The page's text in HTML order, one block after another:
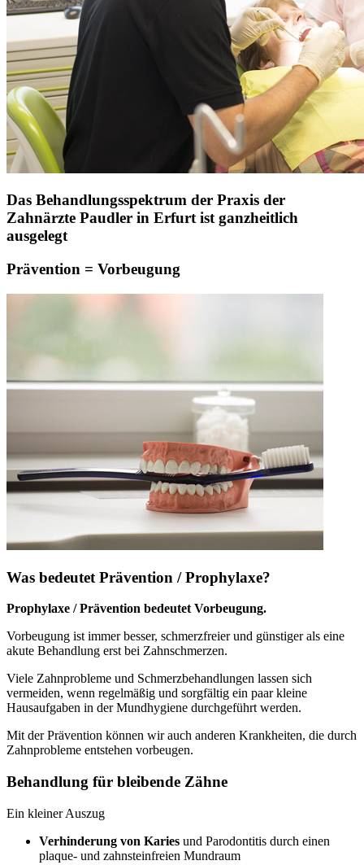
Das Behandlungsspektrum der Praxis der
Zahnärzte Paudler in Erfurt ist ganzheitlich
ausgelegt
Prävention = Vorbeugung
Was bedeutet Prävention / Prophylaxe?
Prophylaxe / Prävention bedeutet Vorbeugung.
Vorbeugung ist immer besser, schmerzfreier und günstiger als eine
akute Behandlung erst bei Zahnschmerzen.
Viele Zahnprobleme und Schmerzbehandlungen lassen sich
vermeiden, wenn regelmäßig und sorgfältig ein paar kleine
Hausaufgaben in der Mundhygiene durchgeführt werden.
Mit der Prävention können wir auch anderen Krankheiten, die durch
Zahnprobleme entstehen vorbeugen.
Behandlung für bleibende Zähne
Ein kleiner Auszug
Verhinderung von Karies und Parodontitis durch einen
plaque- und zahnsteinfreien Mundraum